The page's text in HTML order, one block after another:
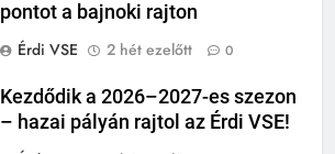
pontot a bajnoki rajton
Érdi VSE
2 hét ezelőtt 0
Kezdődik a 2026–2027-es szezon
– hazai pályán rajtol az Érdi VSE!